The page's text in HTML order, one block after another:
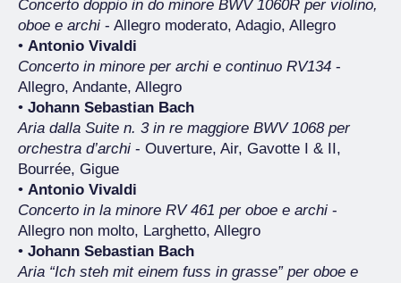
Concerto doppio in do minore BWV 1060R per violino,
oboe e archi - Allegro moderato, Adagio, Allegro
• Antonio Vivaldi
Concerto in minore per archi e continuo RV134 -
Allegro, Andante, Allegro
• Johann Sebastian Bach
Aria dalla Suite n. 3 in re maggiore BWV 1068 per
orchestra d’archi - Ouverture, Air, Gavotte I & II,
Bourrée, Gigue
• Antonio Vivaldi
Concerto in la minore RV 461 per oboe e archi -
Allegro non molto, Larghetto, Allegro
• Johann Sebastian Bach
Aria “Ich steh mit einem fuss in grasse” per oboe e